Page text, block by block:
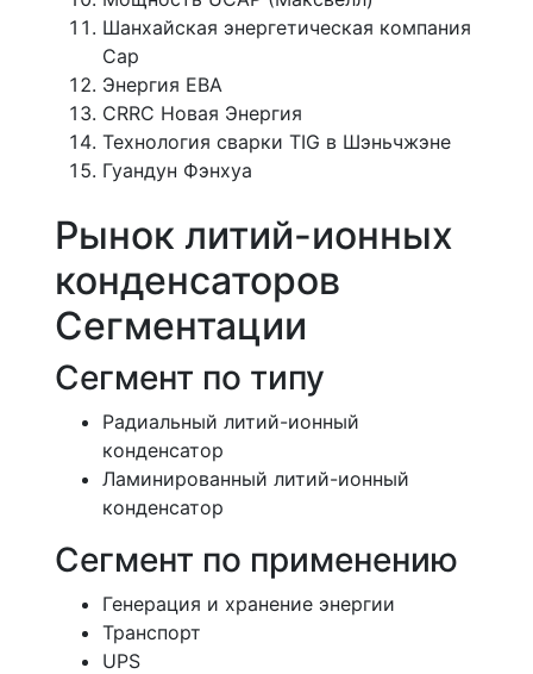
Шанхайская энергетическая компания
Cap
Энергия ЕВА
CRRC Новая Энергия
Технология сварки TIG в Шэньчжэне
Гуандун Фэнхуа
Рынок литий-ионных
конденсаторов
Сегментации
Сегмент по типу
Радиальный литий-ионный
конденсатор
Ламинированный литий-ионный
конденсатор
Сегмент по применению
Генерация и хранение энергии
Транспорт
UPS